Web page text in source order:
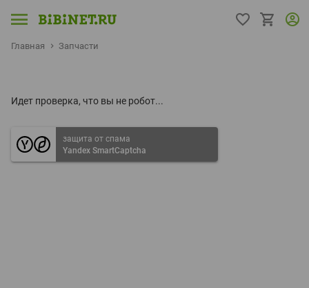
Главная Запчасти
Идет проверка, что вы не робот...
защита от спама
Yandex SmartCaptcha